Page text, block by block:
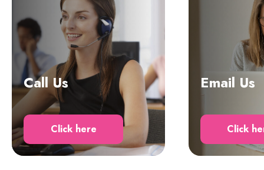
Call Us
Click here
Email Us
Click